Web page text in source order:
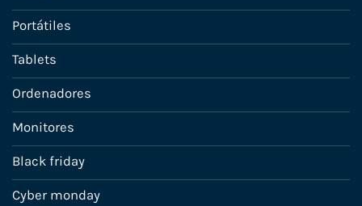
Portátiles
Tablets
Ordenadores
Monitores
Black friday
Cyber monday